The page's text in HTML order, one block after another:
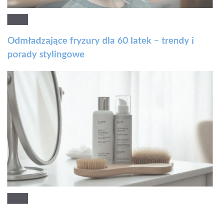
Odmładzające fryzury dla 60 latek – trendy i
porady stylingowe